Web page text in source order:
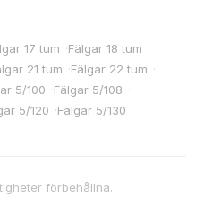
17 tum ·Fälgar 18 tum ·
21 tum ·Fälgar 22 tum ·
5/100 ·Fälgar 5/108 ·
5/120 ·Fälgar 5/130
förbehållna.